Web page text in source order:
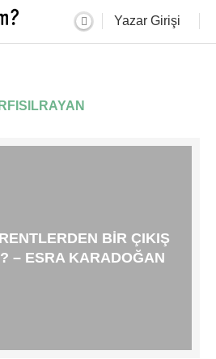
Yazar Girişi
BIR ÇIKIŞ
– ESRA KARADOĞAN